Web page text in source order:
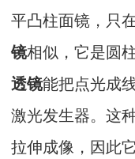
平凸柱面镜，只
镜相似，它是圆
透镜能把点光成
激光发生器。这
拉伸成像，因此